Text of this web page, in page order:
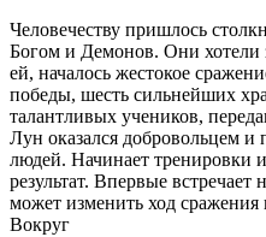
Человечеству пришлось
Богом и Демонов. Они хотели
ей, началось жестокое
победы, шесть сильнейших
талантливых учеников,
Лун оказался добровольцем и
людей. Начинает тренировки
результат. Впервые
может изменить ход сражения
Вокруг